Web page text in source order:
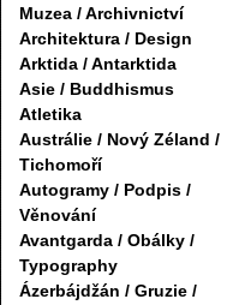
Muzea / Archivnictví
Architektura / Design
Arktida / Antarktida
Asie / Buddhismus
Atletika
Austrálie / Nový Zéland /
Tichomoří
Autogramy / Podpis /
Věnování
Avantgarda / Obálky /
Typography
Ázerbájdžán / Gruzie /